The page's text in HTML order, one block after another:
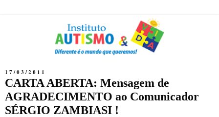
17/03/2011
CARTA ABERTA: Mensagem de
AGRADECIMENTO ao Comunicador
SÉRGIO ZAMBIASI !